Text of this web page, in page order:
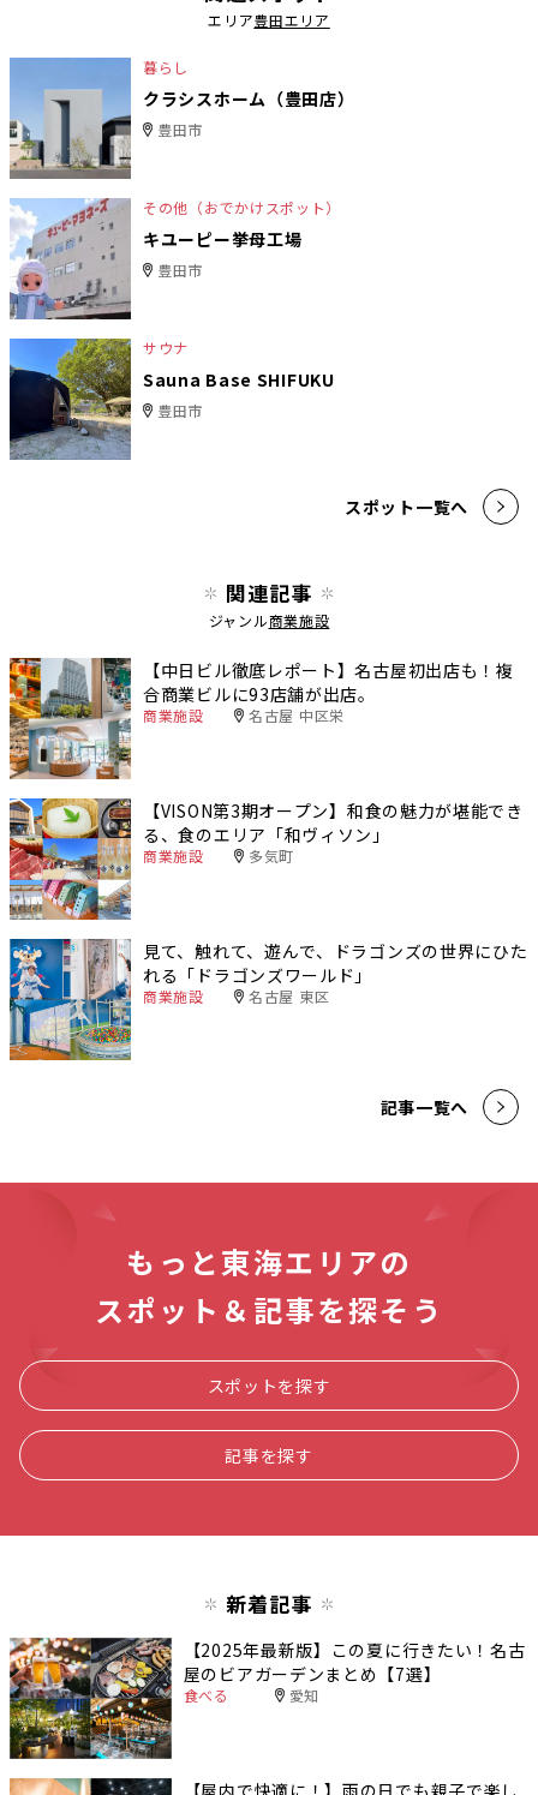
エリア豊田エリア
暮らし
クラシスホーム（豊田店）
豊田市
その他（おでかけスポット）
キユーピー挙母工場
豊田市
サウナ
Sauna Base SHIFUKU
豊田市
スポット一覧へ
関連記事
ジャンル商業施設
【中日ビル徹底レポート】名古屋初出店も！複
合商業ビルに93店舗が出店。
商業施設 名古屋 中区栄
【VISON第3期オープン】和食の魅力が堪能でき
る、食のエリア「和ヴィソン」
商業施設 多気町
見て、触れて、遊んで、ドラゴンズの世界にひた
れる「ドラゴンズワールド」
商業施設 名古屋 東区
記事一覧へ
もっと東海エリアの
スポット＆記事を探そう
スポットを探す
記事を探す
新着記事
【2025年最新版】この夏に行きたい！名古
屋のビアガーデンまとめ【7選】
食べる 愛知